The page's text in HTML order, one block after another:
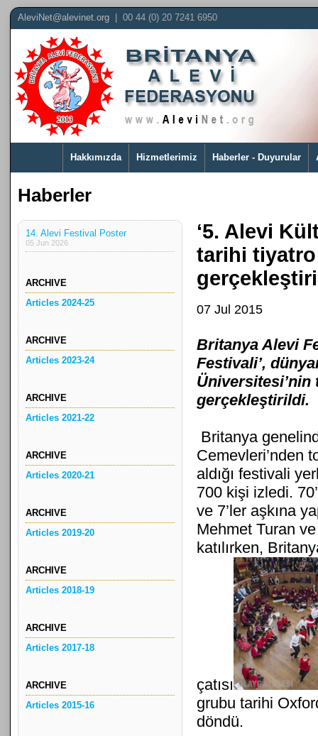
AleviNet@alevinet.org | 00 44 (0) 20 7241 6950
Hakkımızda Hizmetlerimiz Haberler - Duyurular
Haberler
14. Alevi Festival Poster
05 Jun 2026
ARCHIVE
Articles 2024-25
ARCHIVE
Articles 2023-24
ARCHIVE
Articles 2021-22
ARCHIVE
Articles 2020-21
ARCHIVE
Articles 2019-20
ARCHIVE
Articles 2018-19
ARCHIVE
Articles 2017-18
ARCHIVE
Articles 2015-16
‘5. Alevi
tarihi tiyatro
07 Jul 2015
Britanya Alevi
Festivali’,
Üniversitesi’nin
gerçekleştirildi.
Britanya
Cemevleri’nden
aldığı festivali
700 kişi izledi.
ve 7’ler aşkına
Mehmet Turan
katılırken,
çatısı
grubu tarihi
döndü.